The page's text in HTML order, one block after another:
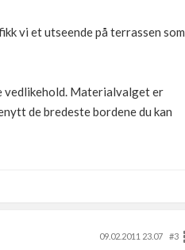
vi et utseende på terrassen som
vedlikehold. Materialvalget er
de bredeste bordene du kan
09.02.2011 23.07
#3